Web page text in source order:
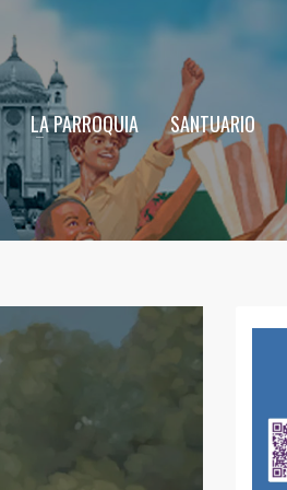
LA PARROQUIA SANTUARIO